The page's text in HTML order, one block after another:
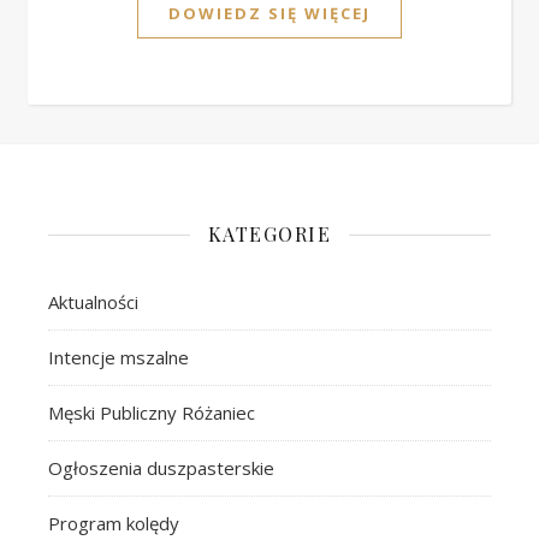
DOWIEDZ SIĘ WIĘCEJ
KATEGORIE
Aktualności
Intencje mszalne
Męski Publiczny Różaniec
Ogłoszenia duszpasterskie
Program kolędy